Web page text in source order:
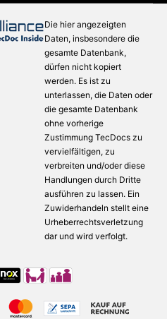
Die hier angezeigten
Daten, insbesondere die
gesamte Datenbank,
dürfen nicht kopiert
werden. Es ist zu
unterlassen, die Daten oder
die gesamte Datenbank
ohne vorherige
Zustimmung TecDocs zu
vervielfältigen, zu
verbreiten und/oder diese
Handlungen durch Dritte
ausführen zu lassen. Ein
Zuwiderhandeln stellt eine
Urheberrechtsverletzung
dar und wird verfolgt.